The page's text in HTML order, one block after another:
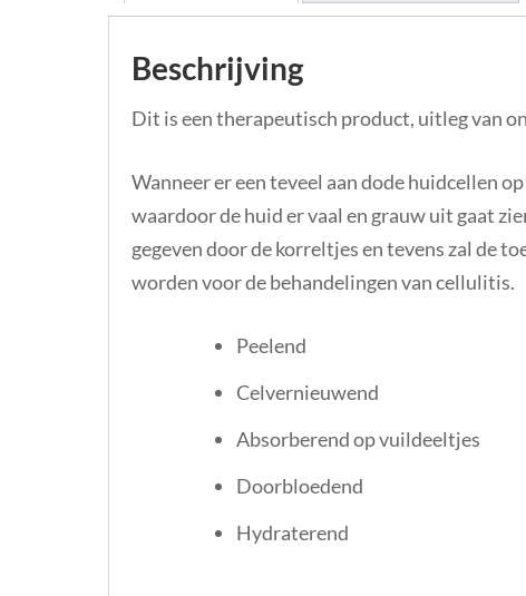
Beschrijving
Dit is een therapeutisch product, uitleg van
Wanneer er een teveel aan dode huidcellen
waardoor de huid er vaal en grauw uit gaat
gegeven door de korreltjes en tevens zal de
worden voor de behandelingen van cellulitis.
Peelend
Celvernieuwend
Absorberend op vuildeeltjes
Doorbloedend
Hydraterend